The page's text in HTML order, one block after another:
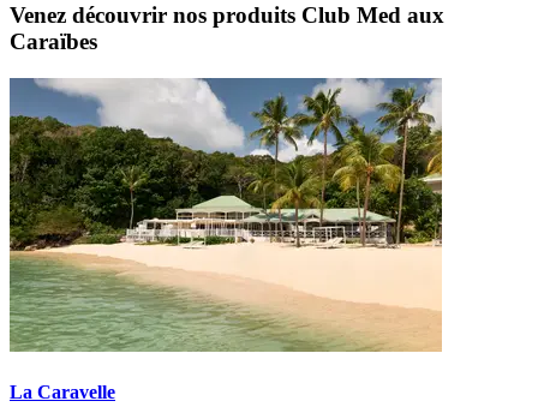
Venez découvrir nos produits Club Med aux
Caraïbes
La Caravelle